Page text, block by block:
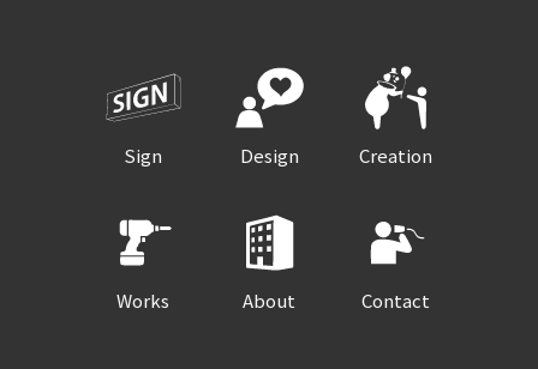
Sign Design Creation
Works About Contact